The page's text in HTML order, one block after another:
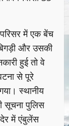
में एक बेंच
और उसकी
हुई तो वे
से पूरे
स्थानीय
सूचना पुलिस
में एंबुलेंस